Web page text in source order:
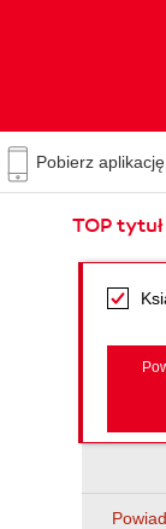
Pobierz aplikację
TOP